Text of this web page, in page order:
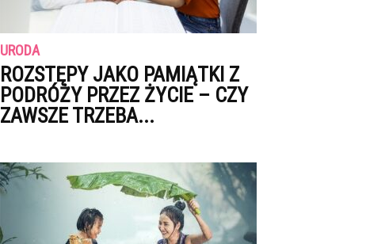
URODA
ROZSTĘPY JAKO PAMIĄTKI Z
PODRÓŻY PRZEZ ŻYCIE – CZY
ZAWSZE TRZEBA...